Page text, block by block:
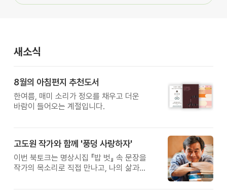
새소식
8월의 아침편지 추천도서
한여름, 매미 소리가 정오를 채우고 더운
바람이 들어오는 계절입니다.
고도원 작가와 함께 '풍덩 사랑하자'
이번 북토크는 명상시집 『밥 벗』 속 문장을
작가의 목소리로 직접 만나고, 나의 삶과